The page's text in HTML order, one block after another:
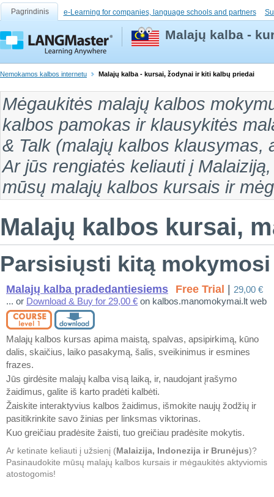
Pagrindinis e-Learning for companies, language schools and partners
Malajų kalba -
Nemokamos kalbos internetu Malajų kalba - kursai, žodynai ir kiti kalbų priedai
Mėgaukitės malajų kalbos
kalbos pamokas ir klausykitės
& Talk (malajų kalbos klausymas,
Ar jūs rengiatės keliauti į
mūsų malajų kalbos kursais ir
Malajų kalbos kursai,
Parsisiųsti kitą mokymosi
Malajų kalba pradedantiesiems Free Trial
29,00 €
... or Download & Buy for 29,00 € on kalbos.manomokymai.lt web
Malajų kalbos kursas apima maistą, spalvas, apsipirkimą, kūno
dalis, skaičius, laiko pasakymą, šalis, sveikinimus ir esmines
frazes.
Jūs girdėsite malajų kalba visą laiką, ir, naudojant įrašymo
žaidimus, galite iš karto pradėti kalbėti.
Žaiskite interaktyvius kalbos žaidimus, išmokite naujų žodžių ir
pasitikrinkite savo žinias per linksmas viktorinas.
Kuo greičiau pradėsite žaisti, tuo greičiau pradėsite mokytis.
Ar ketinate keliauti į užsienį (Malaizija, Indonezija ir Brunėjus)?
Pasinaudokite mūsų malajų kalbos kursais ir mėgaukitės aktyviomis
atostogomis!